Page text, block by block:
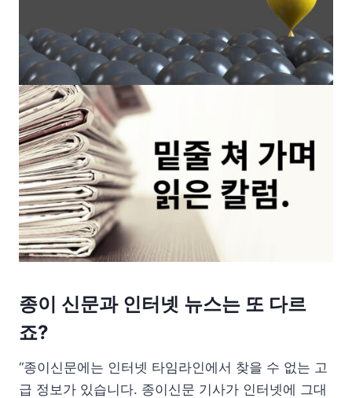
종이 신문과 인터넷 뉴스는 또 다르
죠?
“종이신문에는 인터넷 타임라인에서 찾을 수 없는 고
급 정보가 있습니다. 종이신문 기사가 인터넷에 그대